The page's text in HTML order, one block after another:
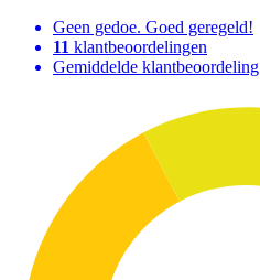
Geen gedoe. Goed geregeld!
11 klantbeoordelingen
Gemiddelde klantbeoordeling